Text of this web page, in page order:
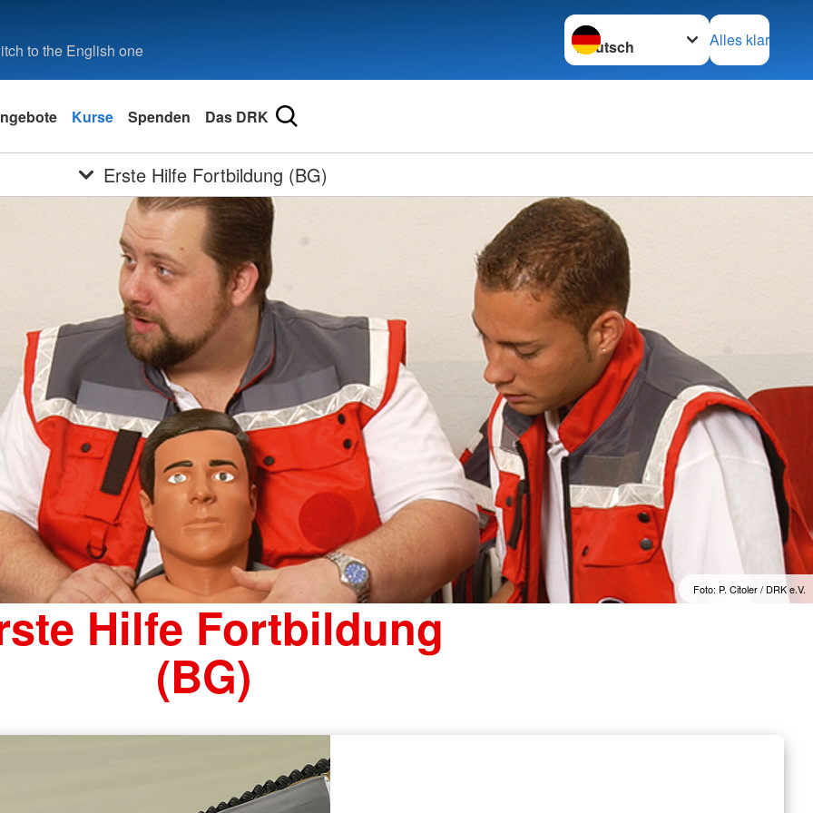
to the English one
Sprache wechseln zu
Alles klar
Kurse Spenden Das DRK
Erste Hilfe Fortbildung (BG)
Foto: P. Citoler / DRK e.V.
Hilfe Fortbildung
(BG)